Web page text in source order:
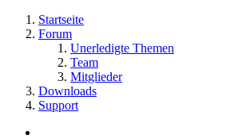
Startseite
Forum
Unerledigte Themen
Team
Mitglieder
Downloads
Support